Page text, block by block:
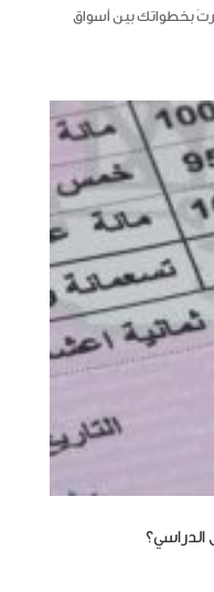
بخطواتك بين أسواق
الدراسي؟